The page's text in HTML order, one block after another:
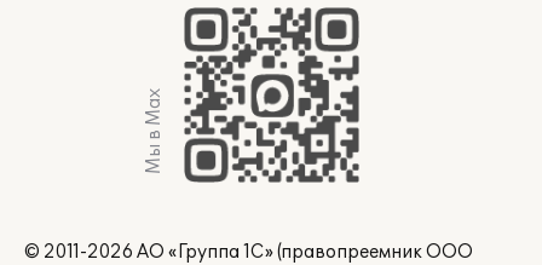
Мы в Max
© 2011-2026 АО «Группа 1С» (правопреемник ООО